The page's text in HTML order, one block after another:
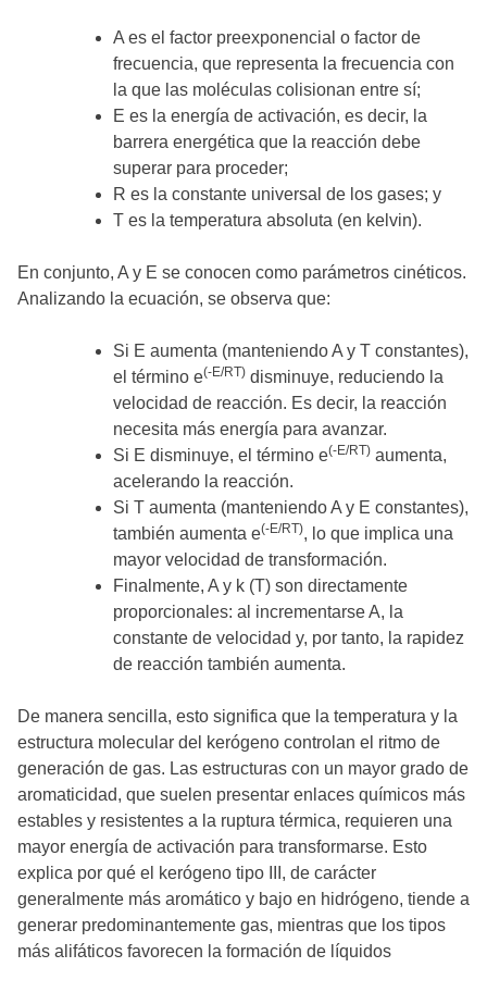
A es el factor preexponencial o factor de
frecuencia, que representa la frecuencia con
la que las moléculas colisionan entre sí;
E es la energía de activación, es decir, la
barrera energética que la reacción debe
superar para proceder;
R es la constante universal de los gases; y
T es la temperatura absoluta (en kelvin).
En conjunto, A y E se conocen como parámetros cinéticos.
Analizando la ecuación, se observa que:
Si E aumenta (manteniendo A y T constantes),
el término e(-E/RT) disminuye, reduciendo la
velocidad de reacción. Es decir, la reacción
necesita más energía para avanzar.
Si E disminuye, el término e(-E/RT) aumenta,
acelerando la reacción.
Si T aumenta (manteniendo A y E constantes),
también aumenta e(-E/RT), lo que implica una
mayor velocidad de transformación.
Finalmente, A y k (T) son directamente
proporcionales: al incrementarse A, la
constante de velocidad y, por tanto, la rapidez
de reacción también aumenta.
De manera sencilla, esto significa que la temperatura y la
estructura molecular del kerógeno controlan el ritmo de
generación de gas. Las estructuras con un mayor grado de
aromaticidad, que suelen presentar enlaces químicos más
estables y resistentes a la ruptura térmica, requieren una
mayor energía de activación para transformarse. Esto
explica por qué el kerógeno tipo III, de carácter
generalmente más aromático y bajo en hidrógeno, tiende a
generar predominantemente gas, mientras que los tipos
más alifáticos favorecen la formación de líquidos